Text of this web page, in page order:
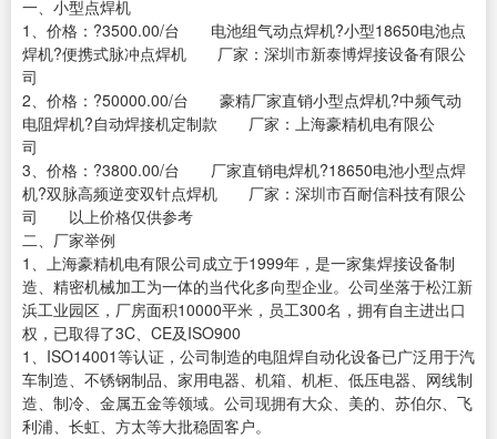
一、小型点焊机
1、价格：?3500.00/台 电池组气动点焊机?小型18650电池点
焊机?便携式脉冲点焊机 厂家：深圳市新泰博焊接设备有限公
司
2、价格：?50000.00/台 豪精厂家直销小型点焊机?中频气动
电阻焊机?自动焊接机定制款 厂家：上海豪精机电有限公
司
3、价格：?3800.00/台 厂家直销电焊机?18650电池小型点焊
机?双脉高频逆变双针点焊机 厂家：深圳市百耐信科技有限公
司 以上价格仅供参考
二、厂家举例
1、上海豪精机电有限公司成立于1999年，是一家集焊接设备制
造、精密机械加工为一体的当代化多向型企业。公司坐落于松江新
浜工业园区，厂房面积10000平米，员工300名，拥有自主进出口
权，已取得了3C、CE及ISO900
1、ISO14001等认证，公司制造的电阻焊自动化设备已广泛用于汽
车制造、不锈钢制品、家用电器、机箱、机柜、低压电器、网线制
造、制冷、金属五金等领域。公司现拥有大众、美的、苏伯尔、飞
利浦、长虹、方太等大批稳固客户。